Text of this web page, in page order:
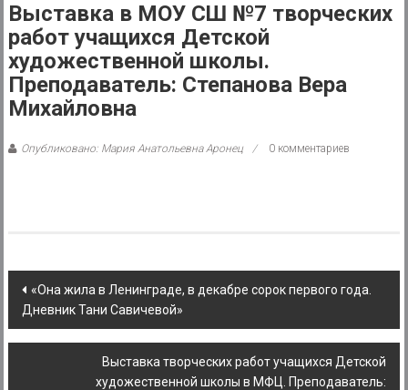
казенное
учреждение
Выставка в МОУ СШ №7 творческих
работ учащихся Детской
художественной школы.
Преподаватель: Степанова Вера
Михайловна
Опубликовано: Мария Анатольевна Аронец 0 комментариев
Post
navigation
«Она жила в Ленинграде, в декабре сорок первого года.
Дневник Тани Савичевой»
Выставка творческих работ учащихся Детской
художественной школы в МФЦ. Преподаватель: